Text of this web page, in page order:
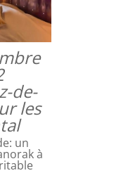
de-
les
un
à